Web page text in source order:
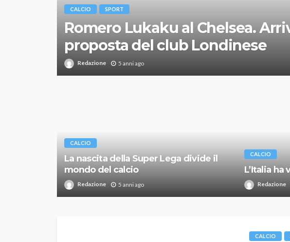
CALCIO SPORT
Romero Lukaku al Chelsea.
proposta del club Londinese
Redazione 5 anni ago
CALCIO
La nascita della Super Lega divide il
mondo del calcio
Redazione 5 anni ago
CALCIO
L’Italia
Redazione
CALCIO